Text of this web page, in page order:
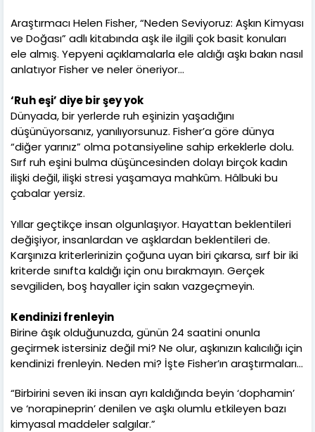
Araştırmacı Helen Fisher, “Neden Seviyoruz: Aşkın Kimyası
ve Doğası” adlı kitabında aşk ile ilgili çok basit konuları
ele almış. Yepyeni açıklamalarla ele aldığı aşkı bakın nasıl
anlatıyor Fisher ve neler öneriyor…
‘Ruh eşi’ diye bir şey yok
Dünyada, bir yerlerde ruh eşinizin yaşadığını
düşünüyorsanız, yanılıyorsunuz. Fisher’a göre dünya
“diğer yarınız” olma potansiyeline sahip erkeklerle dolu.
Sırf ruh eşini bulma düşüncesinden dolayı birçok kadın
ilişki değil, ilişki stresi yaşamaya mahkûm. Hâlbuki bu
çabalar yersiz.
Yıllar geçtikçe insan olgunlaşıyor. Hayattan beklentileri
değişiyor, insanlardan ve aşklardan beklentileri de.
Karşınıza kriterlerinizin çoğuna uyan biri çıkarsa, sırf bir iki
kriterde sınıfta kaldığı için onu bırakmayın. Gerçek
sevgiliden, boş hayaller için sakın vazgeçmeyin.
Kendinizi frenleyin
Birine âşık olduğunuzda, günün 24 saatini onunla
geçirmek istersiniz değil mi? Ne olur, aşkınızın kalıcılığı için
kendinizi frenleyin. Neden mi? İşte Fisher’ın araştırmaları…
“Birbirini seven iki insan ayrı kaldığında beyin ‘dophamin’
ve ‘norapineprin’ denilen ve aşkı olumlu etkileyen bazı
kimyasal maddeler salgılar.”